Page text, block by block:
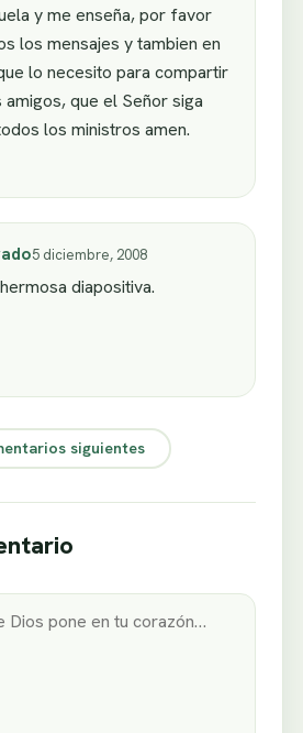
y me enseña, por favor
los mensajes y tambien en
lo necesito para compartir
amigos, que el Señor siga
los ministros amen.
5 diciembre, 2008
diapositiva.
siguientes